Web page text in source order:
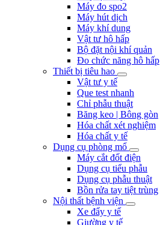
Máy đo spo2
Máy hút dịch
Máy khí dung
Vật tư hô hấp
Bộ đặt nội khí quản
Đo chức năng hô hấp
Thiết bị tiêu hao
Vật tư y tế
Que test nhanh
Chỉ phẫu thuật
Băng keo | Bông gòn
Hóa chất xét nghiệm
Hóa chất y tế
Dụng cụ phòng mổ
Máy cắt đốt điện
Dụng cụ tiểu phẫu
Dụng cụ phẫu thuật
Bồn rửa tay tiệt trùng
Nội thất bệnh viện
Xe đẩy y tế
Giường y tế